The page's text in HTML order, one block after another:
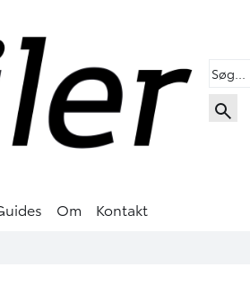
Om Kontakt